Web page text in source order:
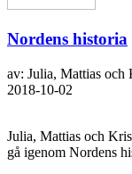
Nordens historia
av: Julia, Mattias och
2018-10-02
Julia, Mattias och
gå igenom Nordens